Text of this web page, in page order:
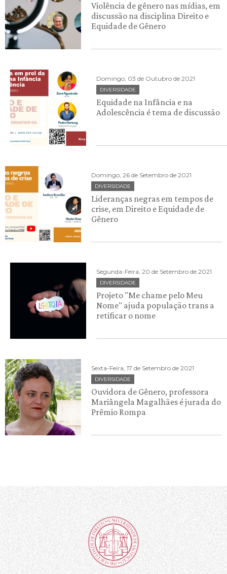
Violência de gênero nas mídias, em
discussão na disciplina Direito e
Equidade de Gênero
Domingo, 03 de Outubro de 2021
DIVERSIDADE
Equidade na Infância e na
Adolescência é tema de discussão
Domingo, 26 de Setembro de 2021
DIVERSIDADE
Lideranças negras em tempos de
crise, em Direito e Equidade de
Gênero
Segunda-Feira, 20 de Setembro de 2021
DIVERSIDADE
Projeto "Me chame pelo Meu
Nome" ajuda população trans a
retificar o nome
Sexta-Feira, 17 de Setembro de 2021
DIVERSIDADE
Ouvidora de Gênero, professora
Mariângela Magalhães é jurada do
Prêmio Rompa